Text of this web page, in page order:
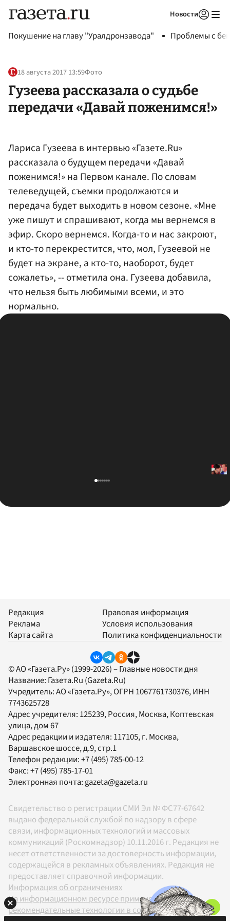
Новости
Покушение на главу "Уралдронзавода" Проблемы с
18 августа 2017 13:59Фото
Гузеева рассказала о судьбе
передачи «Давай поженимся!»
Лариса Гузеева в интервью «Газете.Ru»
рассказала о будущем передачи «Давай
поженимся!» на Первом канале. По словам
телеведущей, съемки продолжаются и
передача будет выходить в новом сезоне. «Мне
уже пишут и спрашивают, когда мы вернемся в
эфир. Скоро вернемся. Когда-то и нас закроют,
и кто-то перекрестится, что, мол, Гузеевой не
будет на экране, а кто-то, наоборот, будет
сожалеть», -- отметила она. Гузеева добавила,
что нельзя быть любимыми всеми, и это
нормально.
Редакция
Реклама
Карта сайта
Правовая информация
Условия использования
Политика конфиденциальности
© АО «Газета.Ру» (1999-2026) – Главные новости дня
Название: Газета.Ru (Gazeta.Ru)
Учредитель:АО «Газета.Ру», ОГРН 1067761730376, ИНН
7743625728
Адрес учредителя: 125239, Россия, Москва, Коптевская
улица, дом 67
Адрес редакции и издателя: 117105, г. Москва,
Варшавское шоссе, д.9, стр.1
Телефон редакции:+7 (495) 785-00-12
Факс:+7 (495) 785-17-01
Электронная почта:gazeta@gazeta.ru
Свидетельство о регистрации СМИ Эл № ФС77-67642
выдано федеральной службой по надзору в сфере
связи, информационных технологий и массовых
коммуникаций (Роскомнадзор) 10.11.2016 г. Редакция не
несет ответственности за достоверность информации,
содержащейся в рекламных объявлениях. Редакция не
предоставляет справочной информации.
Информация об ограничениях
На информационном ресурсе применяются
рекомендательные технологии в соответствии с